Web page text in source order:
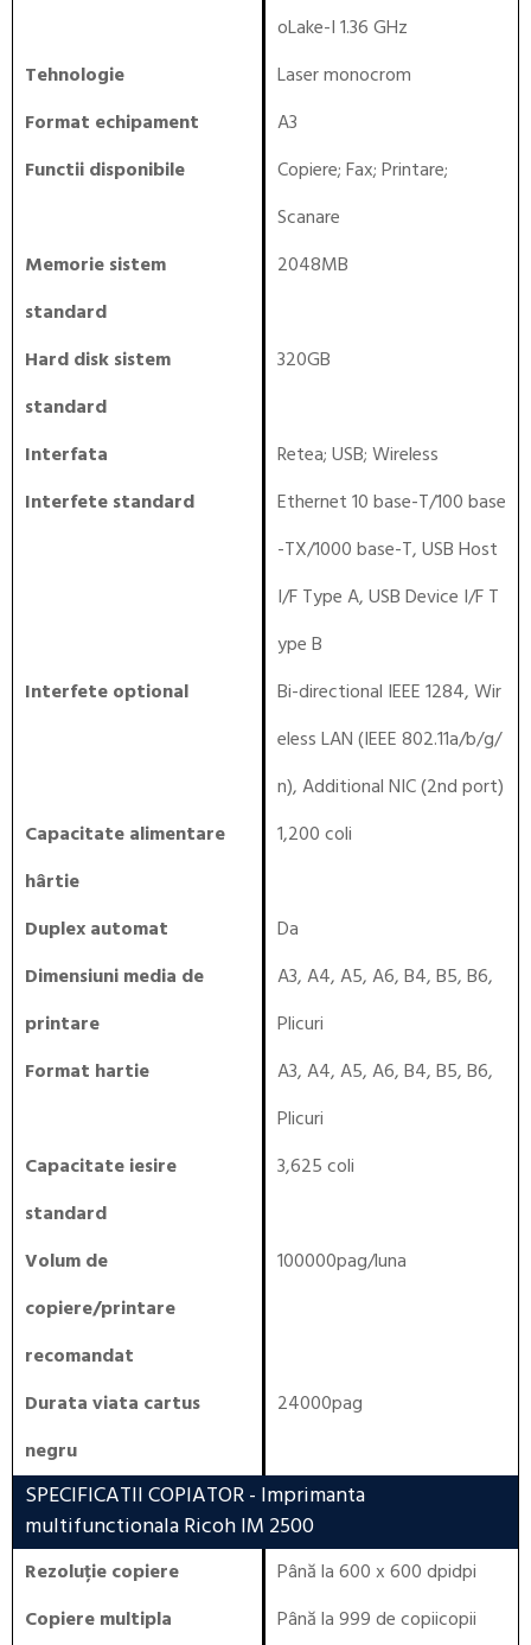
oLake-I 1.36 GHz
Tehnologie
Laser monocrom
Format echipament
A3
Functii disponibile
Copiere;Fax;Printare;
Scanare
Memorie sistem
standard
2048MB
Hard disk sistem
standard
320GB
Interfata Retea;USB;Wireless
Interfete standard
Ethernet 10 base-T/100 base
-TX/1000 base-T, USB Host
I/F Type A, USB Device I/F T
ype B
Interfete optional
Bi-directional IEEE 1284, Wir
eless LAN (IEEE 802.11a/b/g/
n), Additional NIC (2nd port)
Capacitate alimentare
hârtie
1,200 coli
Duplex automat
Da
Dimensiuni media de
printare
A3, A4, A5, A6, B4, B5, B6,
Plicuri
Format hartie
A3, A4, A5, A6, B4, B5, B6,
Plicuri
Capacitate iesire
standard
3,625 coli
Volum de
copiere/printare
recomandat
100000pag/luna
Durata viata cartus
negru
24000pag
SPECIFICATII COPIATOR- Imprimanta
multifunctionala Ricoh IM 2500
Rezoluție copiere
Până la 600 x 600 dpidpi
Copiere multipla
Până la 999 de copiicopii